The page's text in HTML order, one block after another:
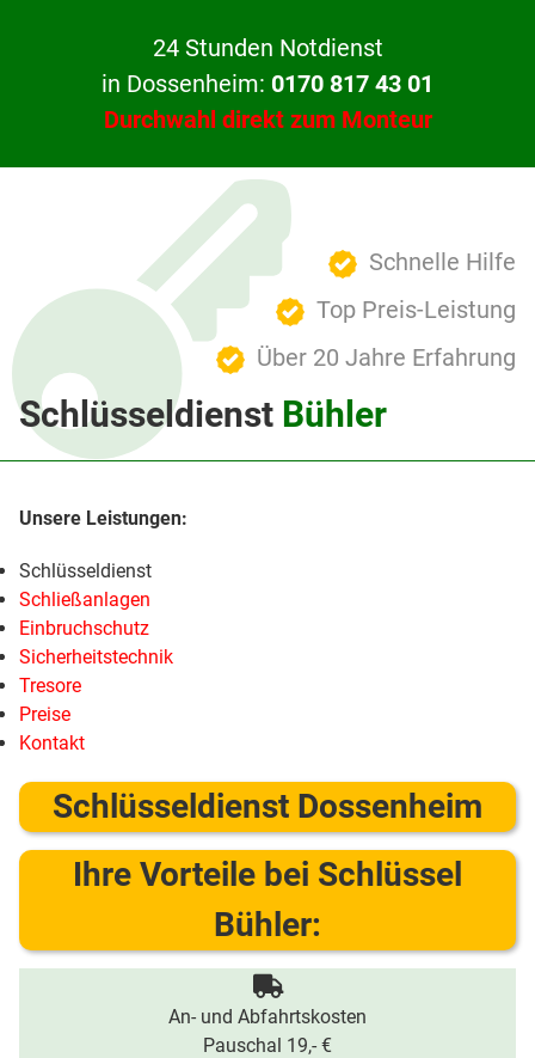
24 Stunden Notdienst
in Dossenheim: 0170 817 43 01
Durchwahl direkt zum Monteur
Schnelle Hilfe
Top Preis-Leistung
Über 20 Jahre Erfahrung
Schlüsseldienst Bühler
Schlüsseldienst
Schließanlagen
Einbruchschutz
Sicherheitstechnik
Tresore
Preise
Kontakt
Schlüsseldienst Dossenheim
Ihre Vorteile bei Schlüssel
Bühler:
An- und Abfahrtskosten
Pauschal 19,- €